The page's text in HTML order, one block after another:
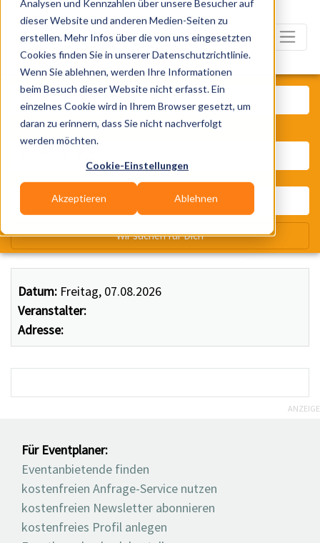
Analysen und Kennzahlen über unsere Besucher auf
dieser Website und anderen Medien-Seiten zu
erstellen. Mehr Infos über die von uns eingesetzten
Cookies finden Sie in unserer Datenschutzrichtlinie.
Wenn Sie ablehnen, werden Ihre Informationen
beim Besuch dieser Website nicht erfasst. Ein
einzelnes Cookie wird in Ihrem Browser gesetzt, um
daran zu erinnern, dass Sie nicht nachverfolgt
werden möchten.
Cookie-Einstellungen
Akzeptieren Ablehnen
Datum: Freitag, 07.08.2026
Veranstalter:
Adresse:
Was? Künstler, Zelte, Bands,
Wir suchen für Dich
ANZEIGE
Für Eventplaner:
Eventanbietende finden
kostenfreien Anfrage-Service nutzen
kostenfreien Newsletter abonnieren
kostenfreies Profil anlegen